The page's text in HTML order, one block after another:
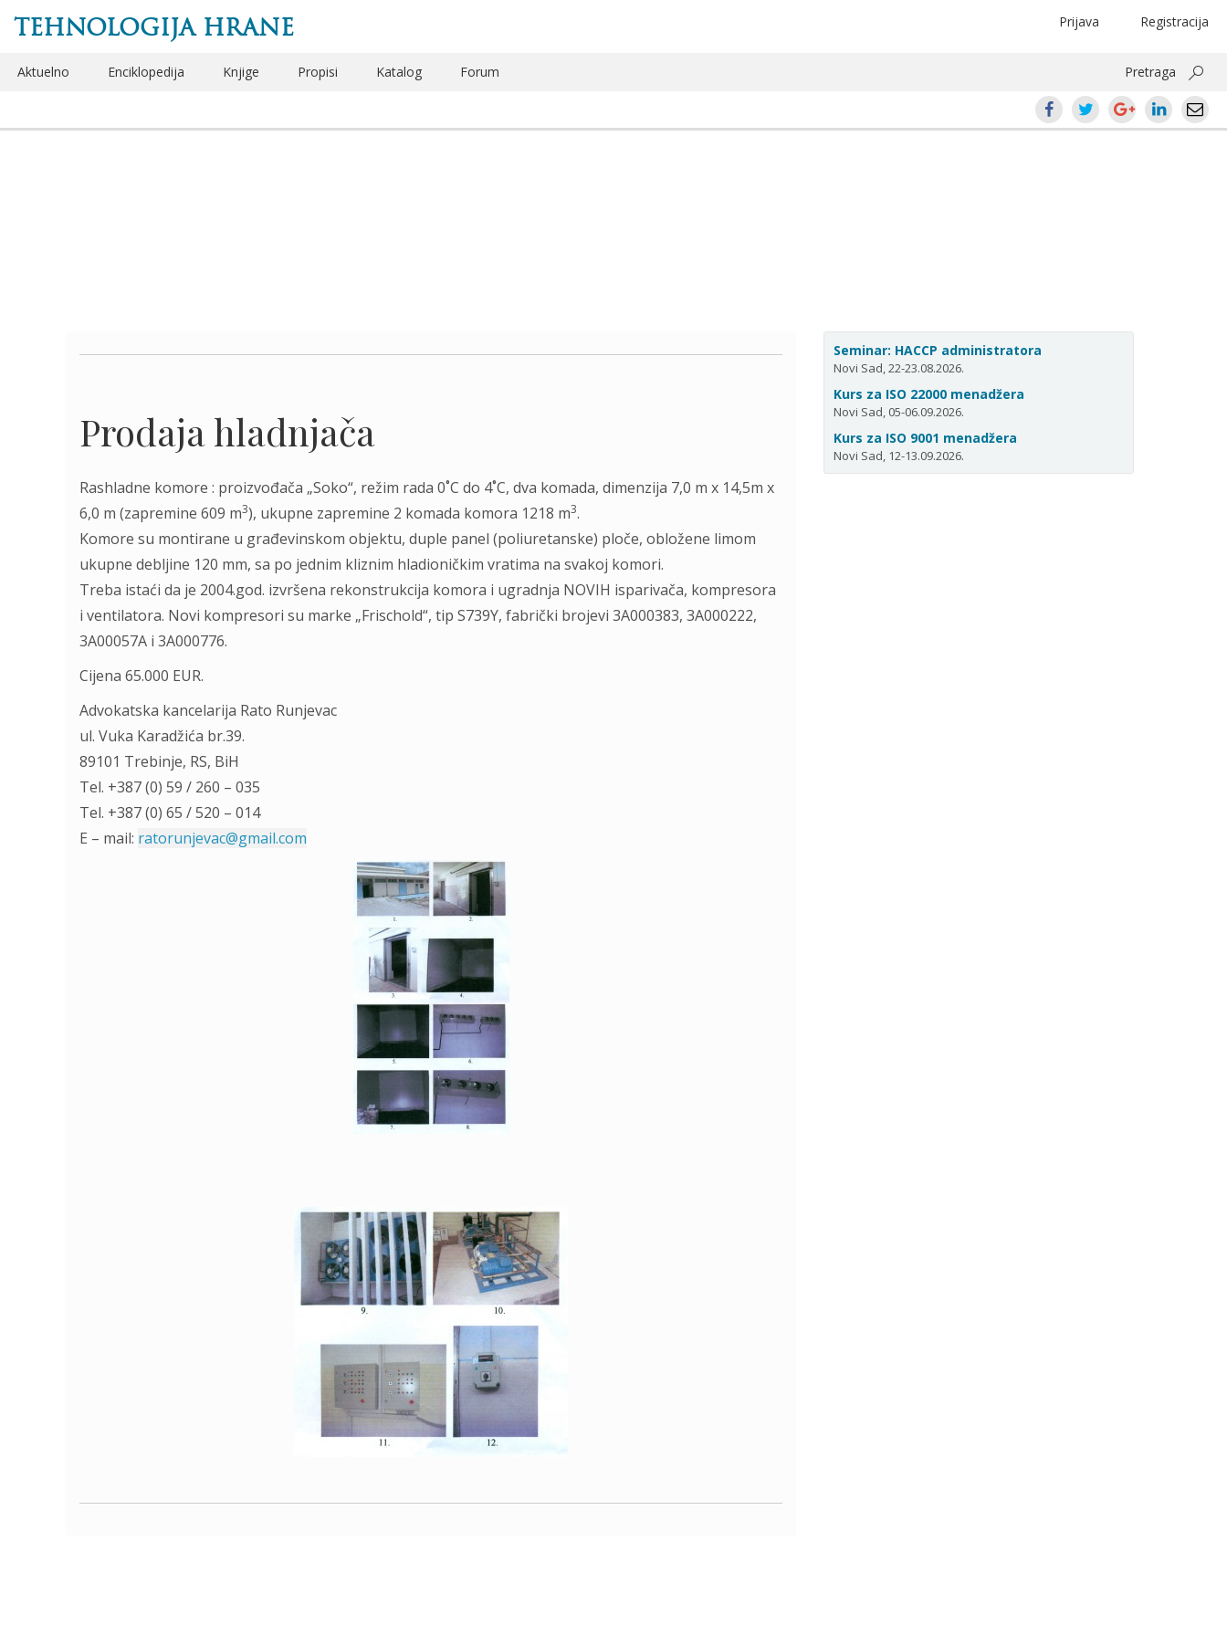
TEHNOLOGIJA HRANE Registracija
Prijava
Aktuelno Enciklopedija Knjige Propisi Katalog Forum Pretraga
Prodaja hladnjača
Rashladne komore : proizvođača „Soko“, režim rada 0˚C do 4˚C, dva komada, dimenzija 7,0 m x 14,5m x
6,0 m (zapremine 609 m3), ukupne zapremine 2 komada komora 1218 m3.
Komore su montirane u građevinskom objektu, duple panel (poliuretanske) ploče, obložene limom
ukupne debljine 120 mm, sa po jednim kliznim hladioničkim vratima na svakoj komori.
Treba istaći da je 2004.god. izvršena rekonstrukcija komora i ugradnja NOVIH isparivača, kompresora
i ventilatora. Novi kompresori su marke „Frischold“, tip S739Y, fabrički brojevi 3A000383, 3A000222,
3A00057A i 3A000776.
Cijena 65.000 EUR.
Advokatska kancelarija Rato Runjevac
ul. Vuka Karadžića br.39.
89101 Тrebinje, RS, BiH
Tel. +387 (0) 59 / 260 – 035
Tel. +387 (0) 65 / 520 – 014
E – mail: ratorunjevac@gmail.com
Seminar: HACCP administratora
Novi Sad, 22-23.08.2026.
Kurs za ISO 22000 menadžera
Novi Sad, 05-06.09.2026.
Kurs za ISO 9001 menadžera
Novi Sad, 12-13.09.2026.